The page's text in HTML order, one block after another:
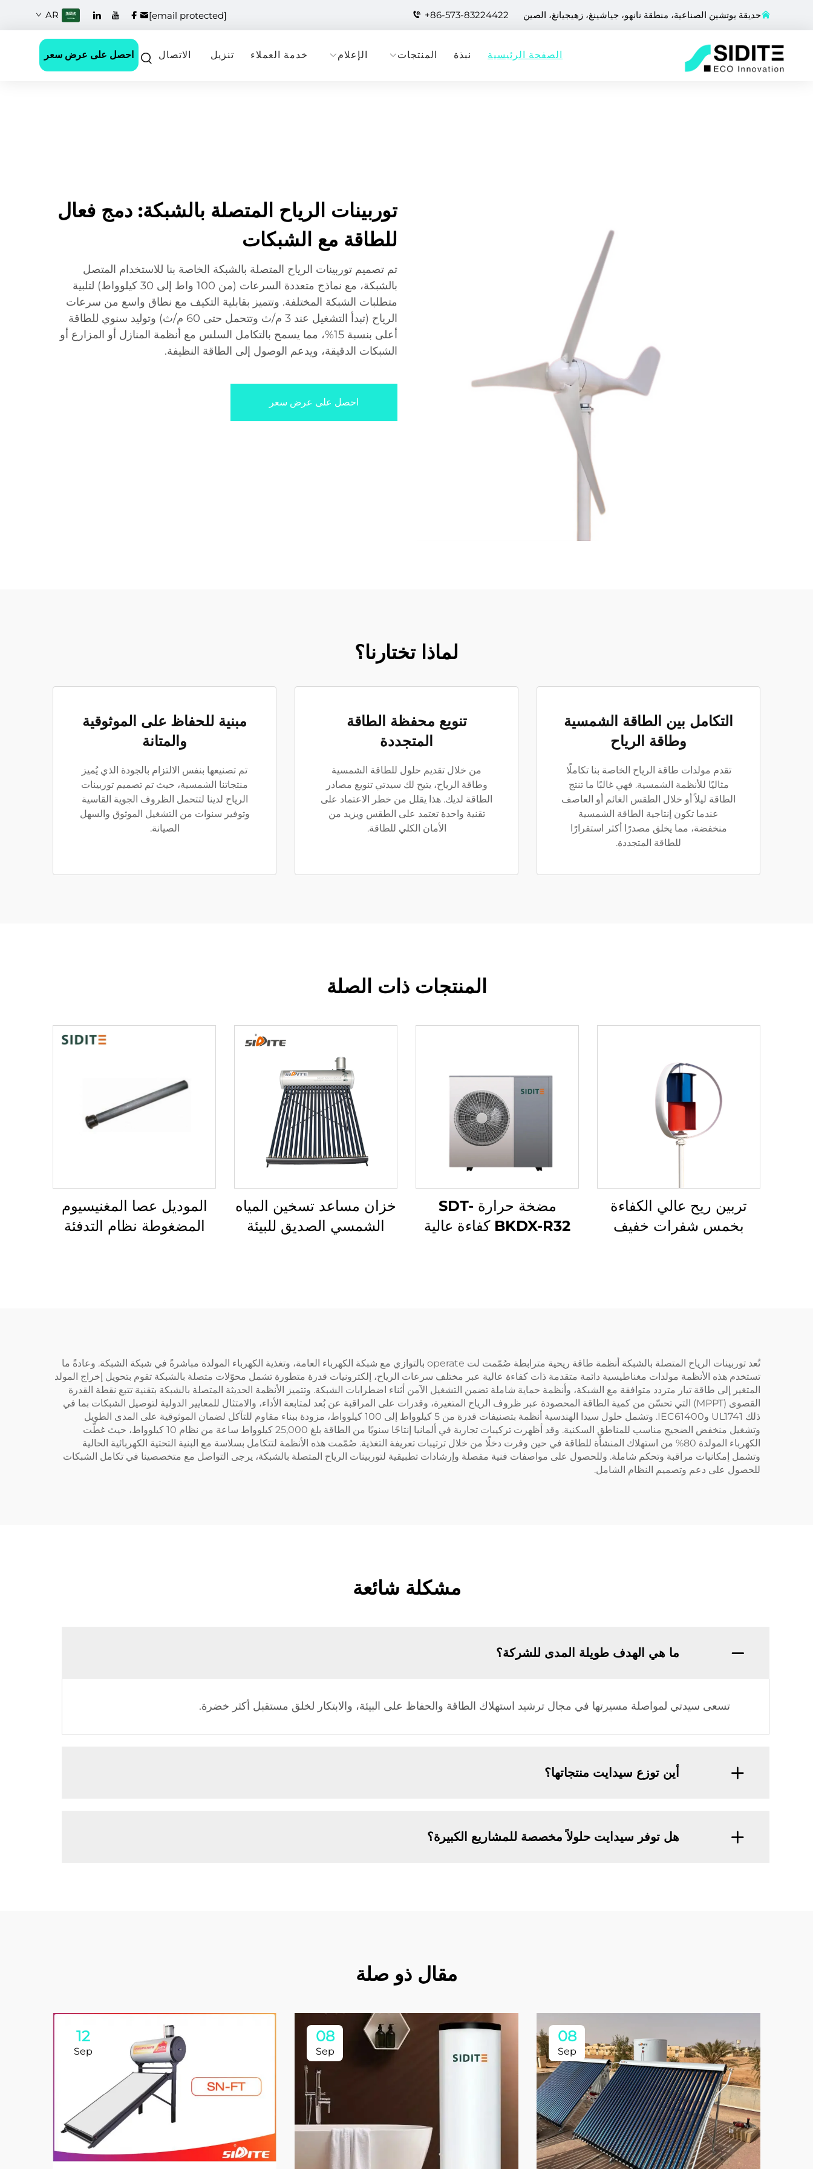
حديقة يوتشين الصناعية، منطقة نانهو، جياشينغ، زهيجيانغ، الصين +86-573-83224422
[email protected]
AR
الصفحة الرئيسية نبذة المنتجات الإعلام خدمة العملاء تنزيل الاتصال احصل على عرض سعر
توربينات الرياح المتصلة بالشبكة: دمج فعال
للطاقة مع الشبكات
تم تصميم توربينات الرياح المتصلة بالشبكة الخاصة بنا للاستخدام المتصل
بالشبكة، مع نماذج متعددة السرعات (من 100 واط إلى 30 كيلوواط) لتلبية
متطلبات الشبكة المختلفة. وتتميز بقابلية التكيف مع نطاق واسع من سرعات
الرياح (تبدأ التشغيل عند 3 م/ث وتتحمل حتى 60 م/ث) وتوليد سنوي للطاقة
أعلى بنسبة 15%، مما يسمح بالتكامل السلس مع أنظمة المنازل أو المزارع أو
الشبكات الدقيقة، ويدعم الوصول إلى الطاقة النظيفة.
احصل على عرض سعر
لماذا تختارنا؟
التكامل بين الطاقة الشمسية
وطاقة الرياح
تقدم مولدات طاقة الرياح الخاصة بنا تكاملًا
مثاليًا للأنظمة الشمسية. فهي غالبًا ما تنتج
الطاقة ليلاً أو خلال الطقس الغائم أو العاصف
عندما تكون إنتاجية الطاقة الشمسية
منخفضة، مما يخلق مصدرًا أكثر استقرارًا
للطاقة المتجددة.
تنويع محفظة الطاقة
المتجددة
من خلال تقديم حلول للطاقة الشمسية
وطاقة الرياح، يتيح لك سيدتي تنويع مصادر
الطاقة لديك. هذا يقلل من خطر الاعتماد على
تقنية واحدة تعتمد على الطقس ويزيد من
الأمان الكلي للطاقة.
مبنية للحفاظ على الموثوقية
والمتانة
تم تصنيعها بنفس الالتزام بالجودة الذي يُميز
منتجاتنا الشمسية، حيث تم تصميم توربينات
الرياح لدينا لتتحمل الظروف الجوية القاسية
وتوفير سنوات من التشغيل الموثوق والسهل
الصيانة.
المنتجات ذات الصلة
تربين ريح عالي الكفاءة
بخمس شفرات خفيف
مضخة حرارة SDT-
BKDX-R32 كفاءة عالية
خزان مساعد تسخين المياه
الشمسي الصديق للبيئة
الموديل عصا المغنيسيوم
المضغوطة نظام التدفئة
تُعد توربينات الرياح المتصلة بالشبكة أنظمة طاقة ريحية مترابطة صُمّمت لت operate بالتوازي مع شبكة الكهرباء العامة، وتغذية الكهرباء المولدة مباشرةً في شبكة الشبكة. وعادةً ما
تستخدم هذه الأنظمة مولدات مغناطيسية دائمة متقدمة ذات كفاءة عالية عبر مختلف سرعات الرياح، إلكترونيات قدرة متطورة تشمل محوّلات متصلة بالشبكة تقوم بتحويل إخراج المولد
المتغير إلى طاقة تيار متردد متوافقة مع الشبكة، وأنظمة حماية شاملة تضمن التشغيل الآمن أثناء اضطرابات الشبكة. وتتميز الأنظمة الحديثة المتصلة بالشبكة بتقنية تتبع نقطة القدرة
القصوى (MPPT) التي تحسّن من كمية الطاقة المحصودة عبر ظروف الرياح المتغيرة، وقدرات على المراقبة عن بُعد لمتابعة الأداء، والامتثال للمعايير الدولية لتوصيل الشبكات بما في
ذلك UL1741 وIEC61400. وتشمل حلول سيدا الهندسية أنظمة بتصنيفات قدرة من 5 كيلوواط إلى 100 كيلوواط، مزودة ببناء مقاوم للتآكل لضمان الموثوقية على المدى الطويل
وتشغيل منخفض الضجيج مناسب للمناطق السكنية. وقد أظهرت تركيبات تجارية في ألمانيا إنتاجًا سنويًا من الطاقة بلغ 25,000 كيلوواط ساعة من نظام 10 كيلوواط، حيث غطّت
الكهرباء المولدة 80% من استهلاك المنشأة للطاقة في حين وفرت دخلًا من خلال ترتيبات تعريفة التغذية. صُمّمت هذه الأنظمة لتتكامل بسلاسة مع البنية التحتية الكهربائية الحالية
وتشمل إمكانيات مراقبة وتحكم شاملة. وللحصول على مواصفات فنية مفصلة وإرشادات تطبيقية لتوربينات الرياح المتصلة بالشبكة، يرجى التواصل مع متخصصينا في تكامل الشبكات
للحصول على دعم وتصميم النظام الشامل.
مشكلة شائعة
ما هي الهدف طويلة المدى للشركة؟
تسعى سيدتي لمواصلة مسيرتها في مجال ترشيد استهلاك الطاقة والحفاظ على البيئة، والابتكار لخلق مستقبل أكثر خضرة.
أين توزع سيدايت منتجاتها؟
هل توفر سيدايت حلولاً مخصصة للمشاريع الكبيرة؟
مقال ذو صلة
08
Sep
08
Sep
12
Sep